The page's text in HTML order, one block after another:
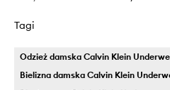
Tagi
Odzież damska Calvin Klein
Bielizna damska Calvin Klein